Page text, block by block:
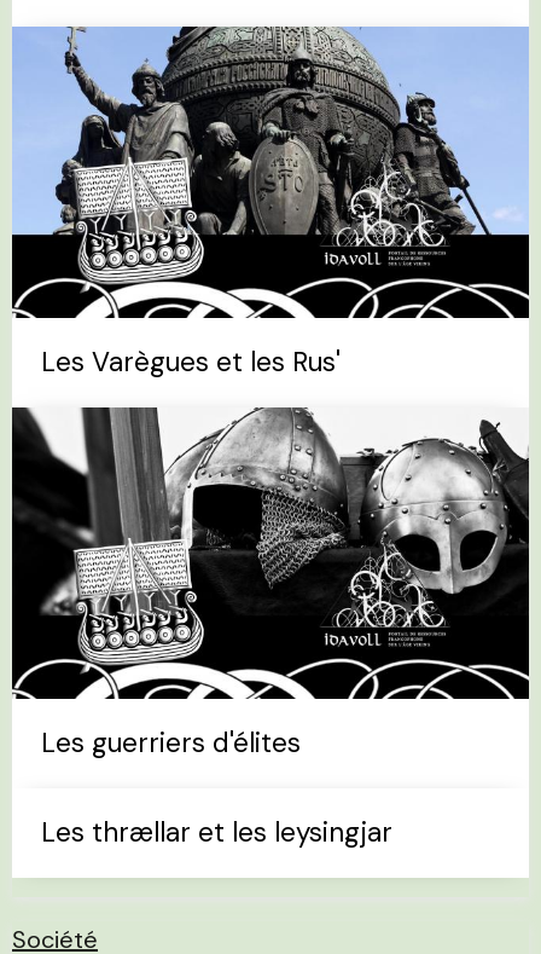
Les Varègues et les Rus'
Les guerriers d'élites
Les thrællar et les leysingjar
Société